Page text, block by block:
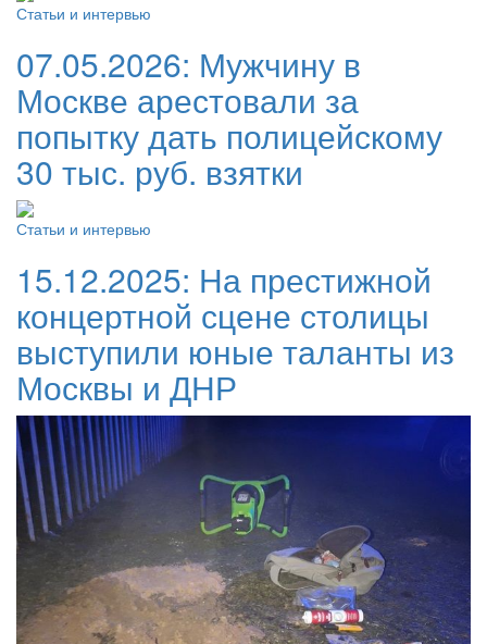
Статьи и интервью
07.05.2026: Мужчину в
Москве арестовали за
попытку дать полицейскому
30 тыс. руб. взятки
Статьи и интервью
15.12.2025: На престижной
концертной сцене столицы
выступили юные таланты из
Москвы и ДНР